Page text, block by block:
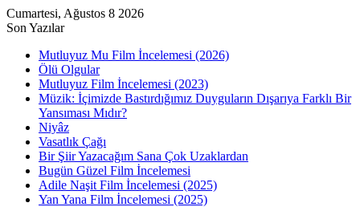
Cumartesi, Ağustos 8 2026
Son Yazılar
Mutluyuz Mu Film İncelemesi (2026)
Ölü Olgular
Mutluyuz Film İncelemesi (2023)
Müzik: İçimizde Bastırdığımız Duyguların Dışarıya Farklı Bir
Yansıması Mıdır?
Niyâz
Vasatlık Çağı
Bir Şiir Yazacağım Sana Çok Uzaklardan
Bugün Güzel Film İncelemesi
Adile Naşit Film İncelemesi (2025)
Yan Yana Film İncelemesi (2025)